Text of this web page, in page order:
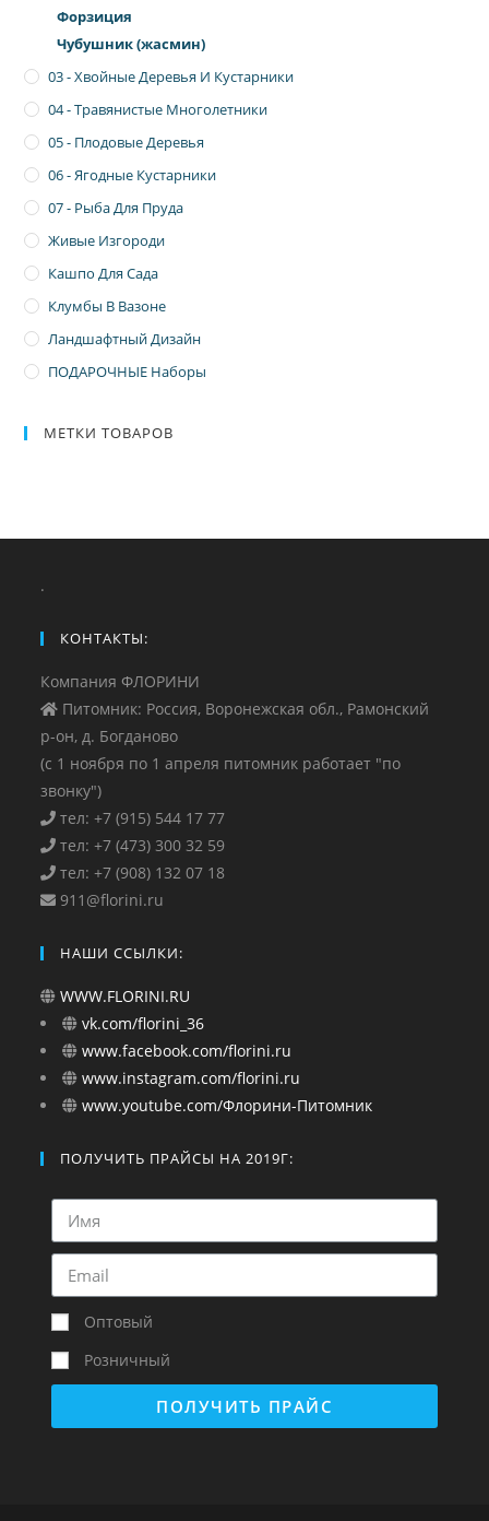
Форзиция
Чубушник (жасмин)
03 - Хвойные Деревья И Кустарники
04 - Травянистые Многолетники
05 - Плодовые Деревья
06 - Ягодные Кустарники
07 - Рыба Для Пруда
Живые Изгороди
Кашпо Для Сада
Клумбы В Вазоне
Ландшафтный Дизайн
ПОДАРОЧНЫЕ Наборы
МЕТКИ ТОВАРОВ
.
КОНТАКТЫ:
Компания ФЛОРИНИ
Питомник: Россия, Воронежская обл., Рамонский
р-он, д. Богданово
(с 1 ноября по 1 апреля питомник работает "по
звонку")
тел: +7 (915) 544 17 77
тел: +7 (473) 300 32 59
тел: +7 (908) 132 07 18
911@florini.ru
НАШИ ССЫЛКИ:
WWW.FLORINI.RU
vk.com/florini_36
www.facebook.com/florini.ru
www.instagram.com/florini.ru
www.youtube.com/Флорини-Питомник
ПОЛУЧИТЬ ПРАЙСЫ НА 2019Г:
Оптовый
Розничный
ПОЛУЧИТЬ ПРАЙС